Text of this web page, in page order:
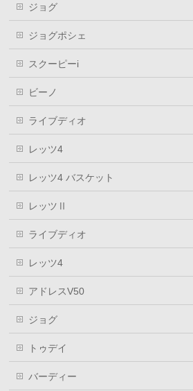
ジョグ
ジョグポシェ
スクーピーi
ビーノ
ライブディオ
レッツ4
レッツ4 バスケット
レッツⅡ
ライブディオ
レッツ4
アドレスV50
ジョグ
トゥデイ
バーディー